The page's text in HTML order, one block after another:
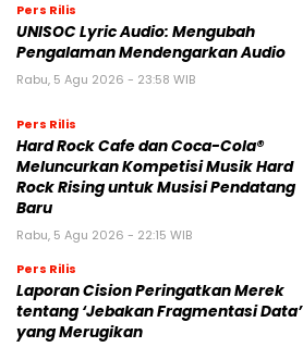
Pers Rilis
UNISOC Lyric Audio: Mengubah
Pengalaman Mendengarkan Audio
Rabu, 5 Agu 2026 - 23:58 WIB
Pers Rilis
Hard Rock Cafe dan Coca-Cola®
Meluncurkan Kompetisi Musik Hard
Rock Rising untuk Musisi Pendatang
Baru
Rabu, 5 Agu 2026 - 22:15 WIB
Pers Rilis
Laporan Cision Peringatkan Merek
tentang ‘Jebakan Fragmentasi Data’
yang Merugikan